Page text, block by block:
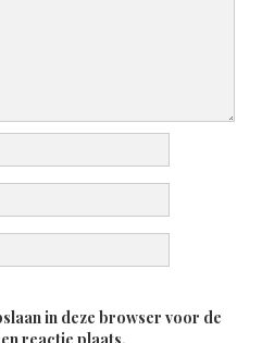
in deze browser voor de